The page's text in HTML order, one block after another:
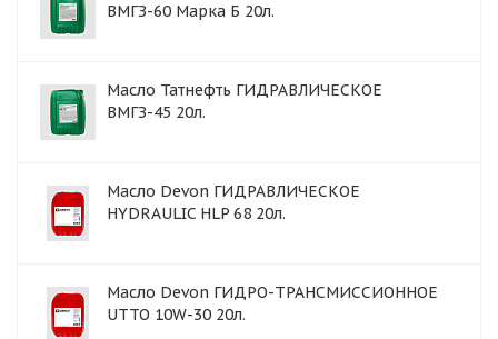
ВМГЗ-60 Марка Б 20л.
Масло Татнефть ГИДРАВЛИЧЕСКОЕ
ВМГЗ-45 20л.
Масло Devon ГИДРАВЛИЧЕСКОЕ
HYDRAULIC HLP 68 20л.
Масло Devon ГИДРО-ТРАНСМИССИОННОЕ
UTTO 10W-30 20л.